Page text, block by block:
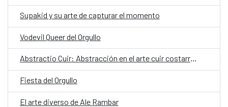
Supakid y su arte de capturar el momento
Vodevil Queer del Orgullo
Abstractio Cuir: Abstracción en el arte cuir costarricense
Fiesta del Orgullo
El arte diverso de Ale Rambar